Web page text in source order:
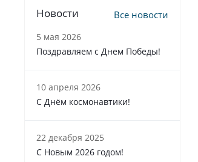
Новости Все новости
5 мая 2026
Поздравляем с Днем Победы!
10 апреля 2026
С Днём космонавтики!
22 декабря 2025
C Новым 2026 годом!